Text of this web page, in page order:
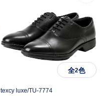
全2色
texcy luxe/TU-7774